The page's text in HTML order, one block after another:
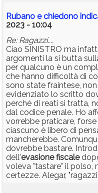
Rubano e chiedono
2023 - 10:04
Re: Ragazzi....
Ciao SINISTRO ma
argomenti la si butta
per qualcuno è un
che hanno difficoltà di
sono state fraintese,
evidenziato lo scritto
perchè di reati si tratta,
dal codice penale. Ho
vorrebbe praticare,
ciascuno è libero di
mancherebbe.
dovrebbe bastare.
dell'evasione fiscale
voleva "tastare" il polso,
certezze. Alegar,